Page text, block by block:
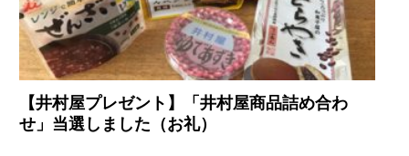
【井村屋プレゼント】「井村屋商品詰め合わ
せ」当選しました（お礼）